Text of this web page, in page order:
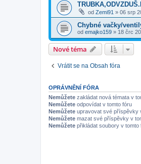
od Zemi91 » 06 srp
Chybné vačky/
od emajko159 » 18 črc
Nové téma
Vrátit se na Obsah fóra
OPRÁVNĚNÍ FÓRA
Nemůžete zakládat nová témata v
Nemůžete odpovídat v tomto fóru
Nemůžete upravovat své příspěvky
Nemůžete mazat své příspěvky v
Nemůžete přikládat soubory v tomto